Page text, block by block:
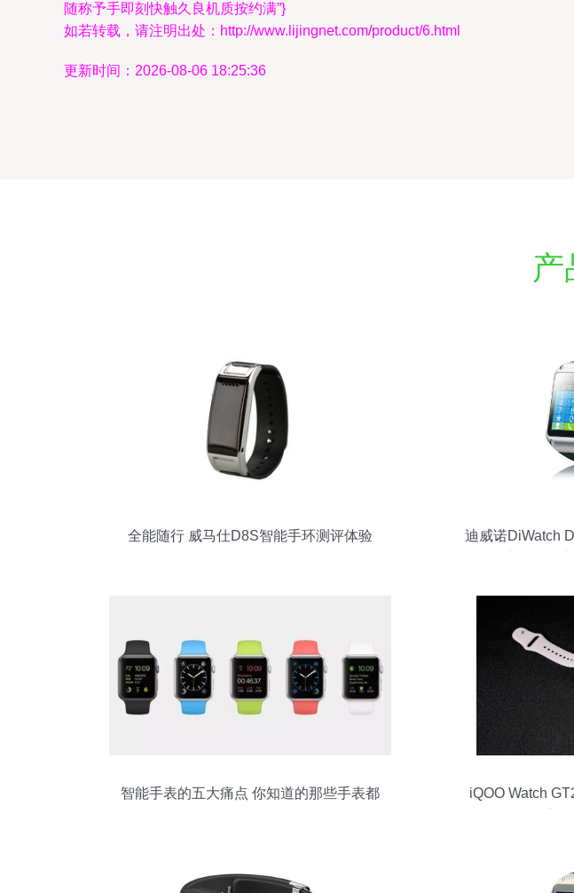
随称予手即刻快触久良机质按约满”}
如若转载，请注明出处：http://www.lijingnet.com/product/6.html
更新时间：2026-08-06 18:25:36
产
全能随行 威马仕D8S智能手环测评体验
迪威诺DiWatch
智能手表的五大痛点 你知道的那些手表都
iQOO Watch